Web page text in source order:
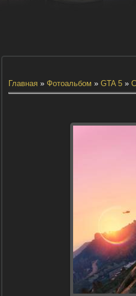
Главная» Фотоальбом » GTA 5»